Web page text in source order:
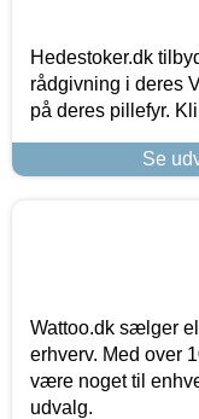
Hedestoker.dk
rådgivning i deres
på deres pillefyr.
Se
Wattoo.dk sælger
erhverv. Med over
være noget til
udvalg.